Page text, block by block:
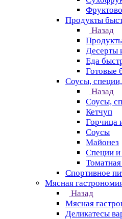
Продукты
Назад
Десерты
Еда
Готовые
Соусы,
Назад
Соусы,
Кетчуп
Горчица
Соусы
Майонез
Специи
Спортивное
Мясная
Назад
Мясная
Деликатесы